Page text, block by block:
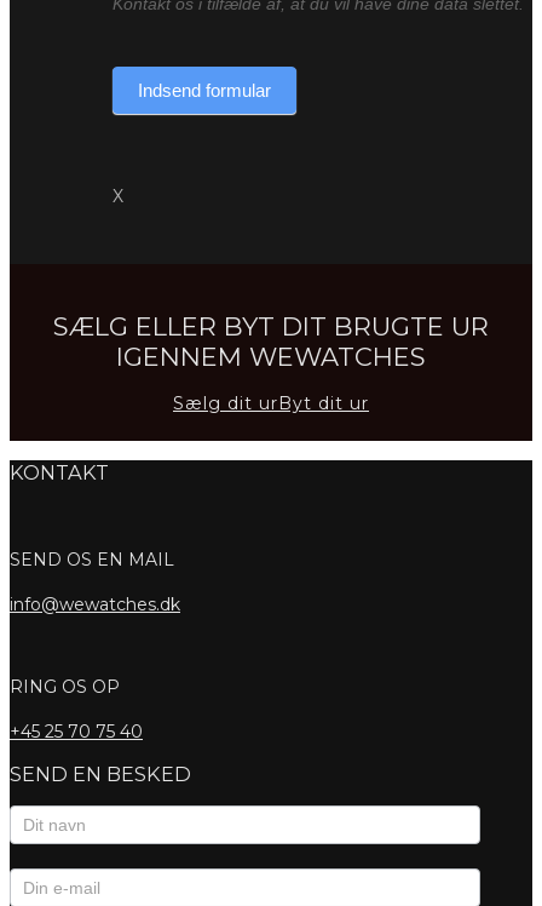
Indsend formular
X
SÆLG ELLER BYT DIT BRUGTE UR
IGENNEM WEWATCHES
Sælg dit urByt dit ur
KONTAKT
SEND OS EN MAIL
info@wewatches.dk
RING OS OP
+45 25 70 75 40
SEND EN BESKED
Kontaktformular